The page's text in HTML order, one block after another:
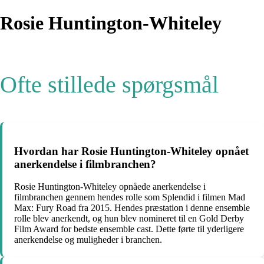
Rosie Huntington-Whiteley
Ofte stillede spørgsmål
Hvordan har Rosie Huntington-Whiteley opnået
anerkendelse i filmbranchen?
Rosie Huntington-Whiteley opnåede anerkendelse i
filmbranchen gennem hendes rolle som Splendid i filmen Mad
Max: Fury Road fra 2015. Hendes præstation i denne ensemble
rolle blev anerkendt, og hun blev nomineret til en Gold Derby
Film Award for bedste ensemble cast. Dette førte til yderligere
anerkendelse og muligheder i branchen.